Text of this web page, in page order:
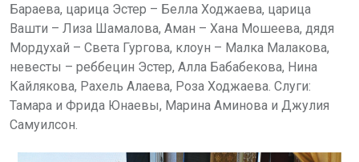
Бараева, царица Эстер – Белла Ходжаева, царица
Вашти – Лиза Шамалова, Аман – Хана Мошеева, дядя
Мордухай – Света Гургова, клоун – Малка Малакова,
невесты – реббецин Эстер, Алла Бабабекова, Нина
Кайлякова, Рахель Алаева, Роза Ходжаева. Слуги:
Тамара и Фрида Юнаевы, Марина Аминова и Джулия
Самуилсон.